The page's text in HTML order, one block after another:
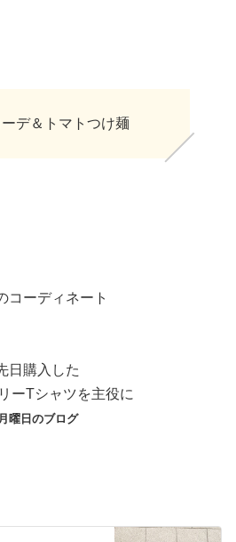
デ＆トマトつけ麺
コーディネート
日購入した
ーTシャツを主役に
月曜日のブログ